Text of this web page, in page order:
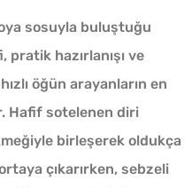
sosuyla buluştuğu
hazırlanışı ve
öğün arayanların en
Hafif sotelenen diri
birleşerek oldukça
çıkarırken, sebzeli